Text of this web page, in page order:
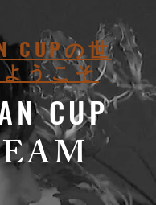
CUPの世
うこそ
CUP​